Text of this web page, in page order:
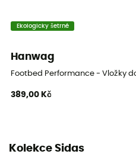
Ekologicky šetrné
Hanwag
Footbed Performance - Vložky
389,00 Kč
Kolekce Sidas